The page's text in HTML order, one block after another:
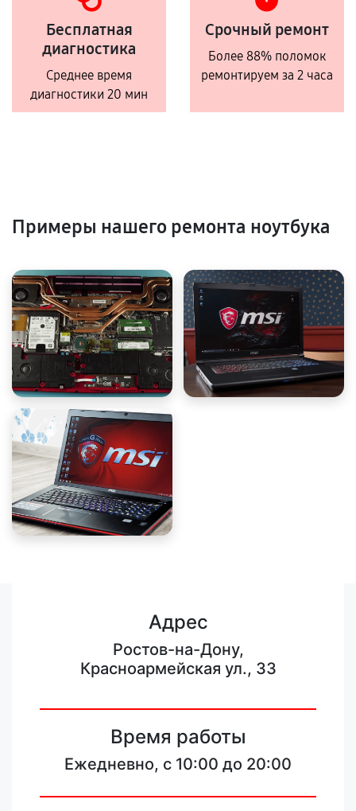
Бесплатная
диагностика
Среднее время
диагностики 20 мин
Срочный ремонт
Более 88% поломок
ремонтируем за 2 часа
Примеры нашего ремонта ноутбука
Адрес
Ростов-на-Дону,
Красноармейская ул., 33
Время работы
Ежедневно, с 10:00 до 20:00